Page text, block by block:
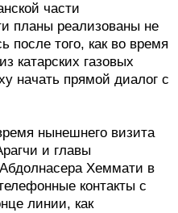
части
планы реализованы не
того, как во время
катарских газовых
начать прямой диалог с
нынешнего визита
и главы
Хеммати в
контакты с
линии, как